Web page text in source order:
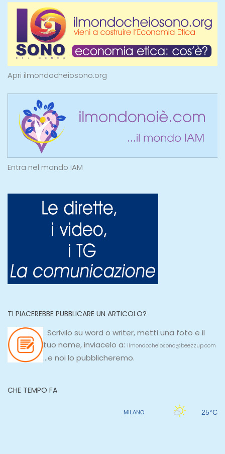
Apri ilmondocheiosono.org
Entra nel mondo IAM
TI PIACEREBBE PUBBLICARE UN ARTICOLO?
Scrivilo su word o writer, metti una foto e il
tuo nome, inviacelo a: ilmondocheiosono@beezzup.com
...e noi lo pubblicheremo.
CHE TEMPO FA